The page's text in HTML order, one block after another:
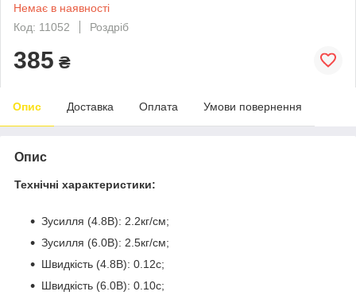
Немає в наявності
Код: 11052
Роздріб
385 ₴
Опис Доставка Оплата Умови повернення
Опис
Технічні характеристики:
Зусилля (4.8В): 2.2кг/см;
Зусилля (6.0В): 2.5кг/см;
Швидкість (4.8В): 0.12с;
Швидкість (6.0В): 0.10с;